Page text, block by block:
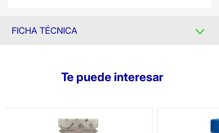
FICHA TÉCNICA
Te puede interesar